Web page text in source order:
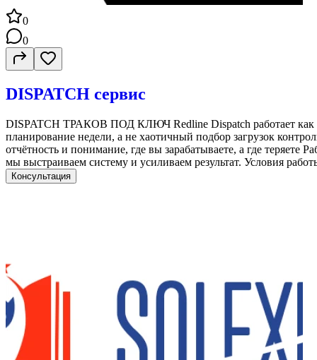
0
0
DISPATCH сервис
DISPATCH ТРАКОВ ПОД КЛЮЧ Redline Dispatch работает как
планирование недели, а не хаотичный подбор загрузок
отчётность и понимание, где вы зарабатываете, а где
мы выстраиваем систему и усиливаем результат. Условия
Консультация